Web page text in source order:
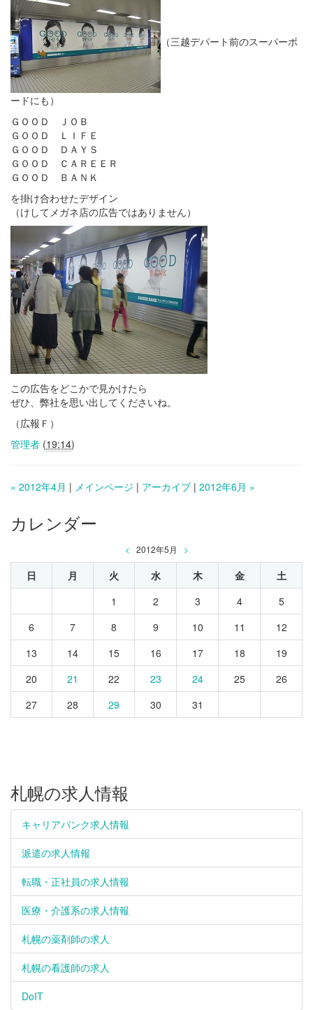
（三越デパート前のスーパーボ
ードにも）
ＧＯＯＤ ＪＯＢ
ＧＯＯＤ ＬＩＦＥ
ＧＯＯＤ ＤＡＹＳ
ＧＯＯＤ ＣＡＲＥＥＲ
ＧＯＯＤ ＢＡＮＫ
を掛け合わせたデザイン
（けしてメガネ店の広告ではありません）
この広告をどこかで見かけたら
ぜひ、弊社を思い出してくださいね。
（広報Ｆ）
管理者 (19:14)
« 2012年4月 | メインページ | アーカイブ | 2012年6月 »
カレンダー
< 2012年5月 >
日 月 火 水 木 金
土
1
2 3 4
5
6
7 8 9 10 11
12
13
14 15 16 17 18
19
20
21 22 23 24 25
26
27
28 29 30 31
札幌の求人情報
キャリアバンク求人情報
派遣の求人情報
転職・正社員の求人情報
医療・介護系の求人情報
札幌の薬剤師の求人
札幌の看護師の求人
DoIT